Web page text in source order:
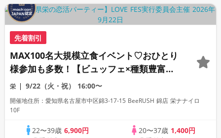
先着割引
MAX100名大規模立食イベント♡おひとり
様参加も多数！【ビュッフェ×種類豊富な
フリードリンク♪】【大人の広々ダイニン
グバー貸切】～LOVE FES NAGOYA～
栄 9/22（火・祝） 16:00〜
開催地住所：愛知県名古屋市中区錦3‑17‑15 BeeRUSH 錦店 栄ナナイロ
10F
22〜39歳6,900円
20〜37歳 1,400円